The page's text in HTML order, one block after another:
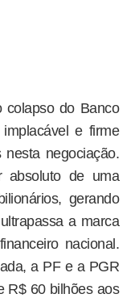
colapso do Banco
e firme
nesta negociação.
absoluto de uma
gerando
a marca
nacional.
a PF e a PGR
R$ 60 bilhões aos